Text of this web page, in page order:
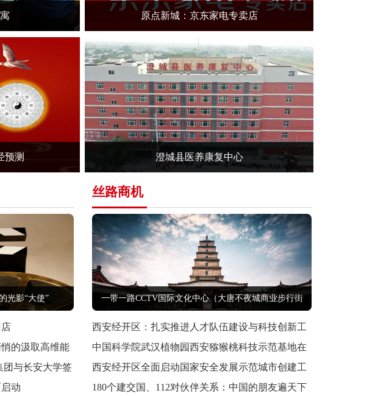
预测
原点新城：京东家电专卖店
澄城县医养康复中心
光影“大使”
的汲取高维能
团与长安大学签
动
丝路商机
一带一路CCTV国际文化中心（大唐不夜城商业步行街
西安经开区：扎实推进人才队伍建设与科技创新工
作 全
中国科学院武汉植物园西安猕猴桃科技示范基地在
高新区
西安经开区全面启动国家安全发展示范城市创建工
作
180个建交国、112对伙伴关系：中国的朋友遍天下